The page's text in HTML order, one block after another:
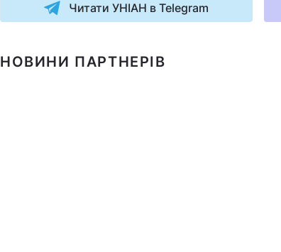
Читати УНІАН в Telegram
НОВИНИ ПАРТНЕРІВ